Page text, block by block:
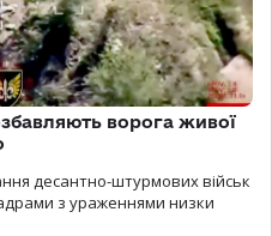
ворога живої
десантно-штурмових військ
з ураженнями низки